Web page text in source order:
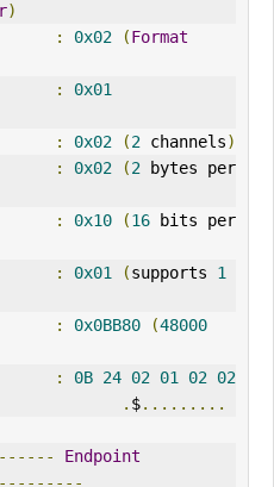
)
: 0x02 (Format
:
0x01
: 0x02 (2 channels)
: 0x02 (2 bytes per
: 0x10 (16 bits per
: 0x01 (supports 1
: 0x0BB80 (48000
: 0B 24 02 01 02 02
. $.........
Endpoint